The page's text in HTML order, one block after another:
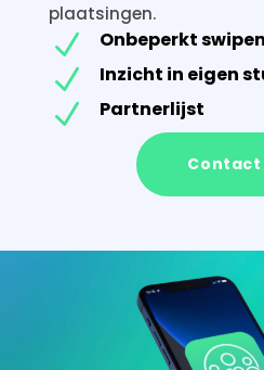
plaatsingen.
N Onbeperkt swipen
N Inzicht in eigen
N Partnerlijst
Contact